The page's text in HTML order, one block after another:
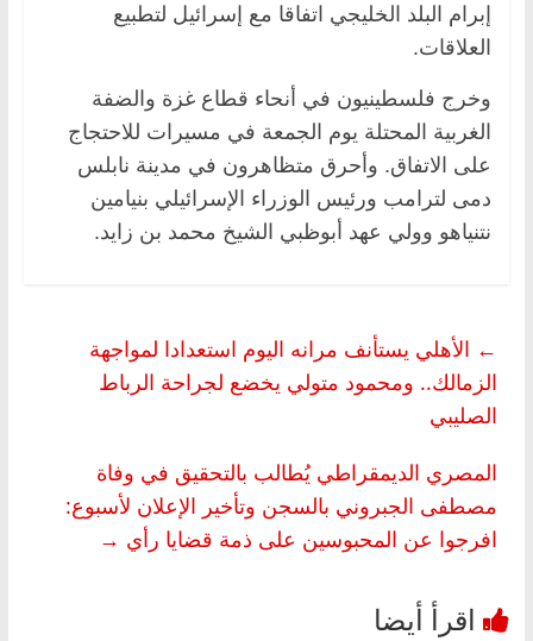
إبرام البلد الخليجي اتفاقا مع إسرائيل لتطبيع
العلاقات.
وخرج فلسطينيون في أنحاء قطاع غزة والضفة
الغربية المحتلة يوم الجمعة في مسيرات للاحتجاج
على الاتفاق. وأحرق متظاهرون في مدينة نابلس
دمى لترامب ورئيس الوزراء الإسرائيلي بنيامين
نتنياهو وولي عهد أبوظبي الشيخ محمد بن زايد.
← الأهلي يستأنف مرانه اليوم استعدادا لمواجهة
الزمالك.. ومحمود متولي يخضع لجراحة الرباط
الصليبي
المصري الديمقراطي يُطالب بالتحقيق في وفاة
مصطفى الجبروني بالسجن وتأخير الإعلان لأسبوع:
افرجوا عن المحبوسين على ذمة قضايا رأي →